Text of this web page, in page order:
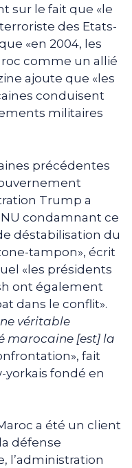
sur le fait que «le
des Etats-
«en 2004, les
comme un allié
ajoute que «les
conduisent
militaires
précédentes
Trump a
condamnant ce
déstabilisation du
tampon», écrit
«les présidents
ont également
dans le conflit».
véritable
marocaine [est] la
fait
fondé en
a été un client
défense
l’administration